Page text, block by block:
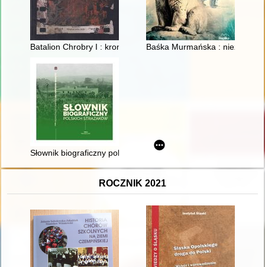
Batalion Chrobry I : kronika : na podstawie powielaczowych
Baśka Murmańska : niezwykła
Słownik biograficzny polskich strażaków. T. 2
ROCZNIK 2021